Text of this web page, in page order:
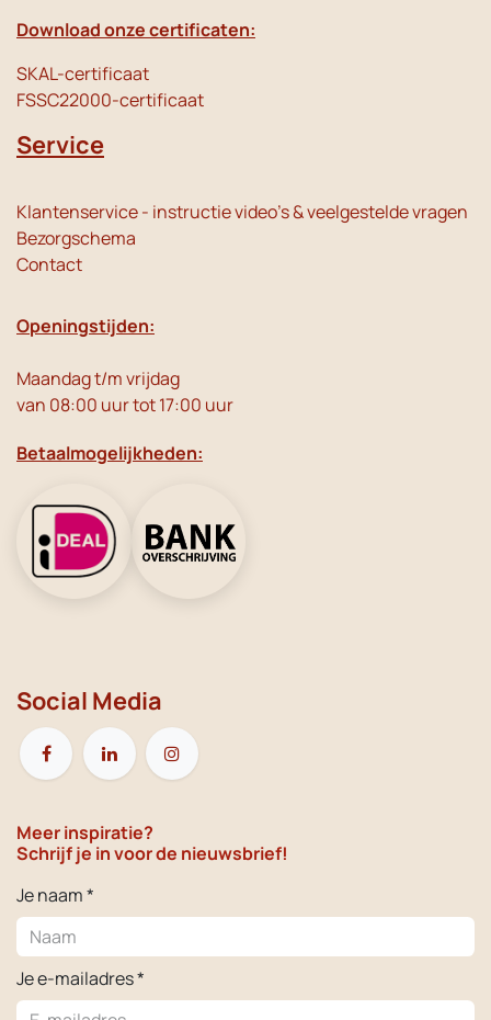
Download onze certificaten:
SKAL-certificaat
FSSC22000-certificaat
Service
Klantenservice - instructie video's & veelgestelde vragen
Bezorgschema
Contact
Openingstijden:
Maandag t/m vrijdag
van 08:00 uur tot 17:00 uur
Betaalmogelijkheden:
Social Media
Meer inspiratie?
Schrijf je in voor de nieuwsbrief!
Je naam *
Je e-mailadres *